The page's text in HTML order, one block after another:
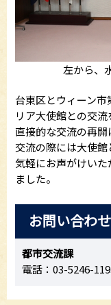
左から、
台東区とウィーン
リア大使館との交流
直接的な交流の再
交流の際には大使
気軽にお声がけい
ました。
お問い合わせ
都市交流課
電話：03-5246-